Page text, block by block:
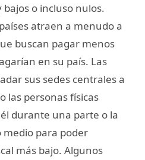
o incluso nulos.
atraen a menudo a
buscan pagar menos
en su país. Las
sus sedes centrales a
las personas físicas
durante una parte o la
para poder
más bajo. Algunos